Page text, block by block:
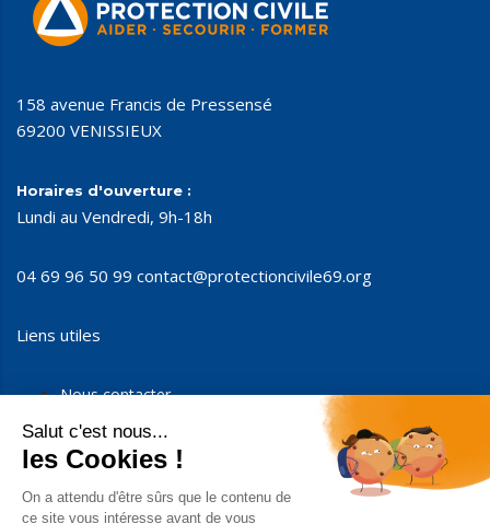
158 avenue Francis de Pressensé
69200 VENISSIEUX
Horaires d'ouverture :
Lundi au Vendredi, 9h-18h
04 69 96 50 99 contact@protectioncivile69.org
Liens utiles
Nous contacter
Nous soutenir
Devenir partenaires
Espace membres